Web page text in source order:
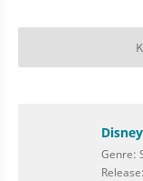
Genre: